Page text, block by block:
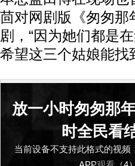
茴对网剧版《匆匆那
剧，“因为她们都是
希望这三个姑娘能找
放一小时匆匆那
时全民看
当前设备不支持此格式的视频